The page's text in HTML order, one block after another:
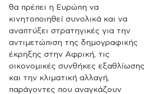
θα πρέπει η Ευρώπη να
κινητοποιηθεί συνολικά και να
αναπτύξει στρατηγικές για την
αντιμετώπιση της δημογραφικής
έκρηξης στην Αφρική, τις
οικονομικές συνθήκες εξαθλίωσης
και την κλιματική αλλαγή,
παράγοντες που αναγκάζουν